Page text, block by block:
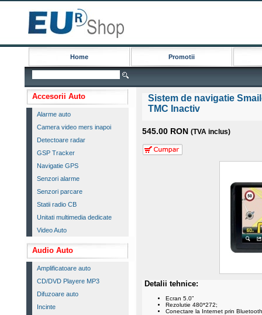
Home Promotii
Accesorii Auto
Alarme auto
Camera video mers inapoi
Detectoare radar
GSP Tracker
Navigatie GPS
Senzori alarme
Senzori parcare
Statii radio CB
Unitati multimedia dedicate
Video Auto
Audio Auto
Amplificatoare auto
CD/DVD Playere MP3
Difuzoare auto
Incinte
Sistem de navigatie
TMC Inactiv
545.00 RON (TVA inclus)
Detalii tehnice:
Ecran 5.0”
Rezolutie 480*272;
Conectare la Internet prin